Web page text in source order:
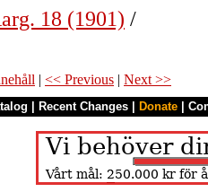
18 (1901) /
| << Previous | Next >>
Recent Changes Donate